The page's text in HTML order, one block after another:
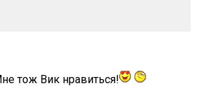
тож Вик нравиться!